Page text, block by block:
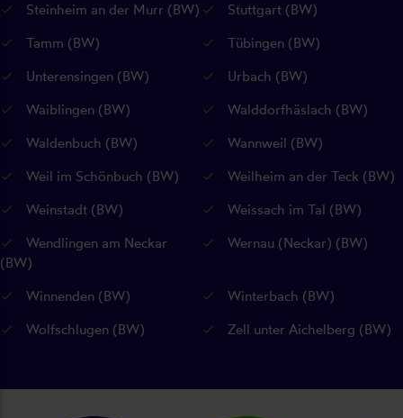
Steinheim an der Murr (BW)
Stuttgart (BW)
Tamm (BW)
Tübingen (BW)
Unterensingen (BW)
Urbach (BW)
Waiblingen (BW)
Walddorfhäslach (BW)
Waldenbuch (BW)
Wannweil (BW)
Weil im Schönbuch (BW)
Weilheim an der Teck (BW)
Weinstadt (BW)
Weissach im Tal (BW)
Wendlingen am Neckar
(BW)
Wernau (Neckar) (BW)
Winnenden (BW)
Winterbach (BW)
Wolfschlugen (BW)
Zell unter Aichelberg (BW)